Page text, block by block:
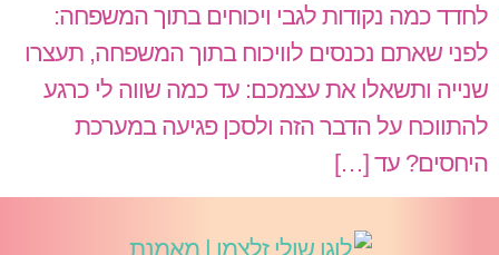
לחדד כמה נקודות לגבי ויכוחים בתוך המשפחה:
לפני שאתם נכנסים לוויכוח בתוך המשפחה, תעצרו
שנייה ותשאלו את עצמכם: עד כמה שווה לי כרגע
להתווכח על הדבר הזה ולסכן פגיעה במערכת
היחסים? עד […]